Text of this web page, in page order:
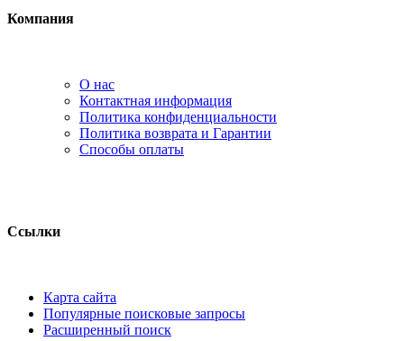
Компания
О нас
Контактная информация
Политика конфиденциальности
Политика возврата и Гарантии
Способы оплаты
Ссылки
Карта сайта
Популярные поисковые запросы
Расширенный поиск